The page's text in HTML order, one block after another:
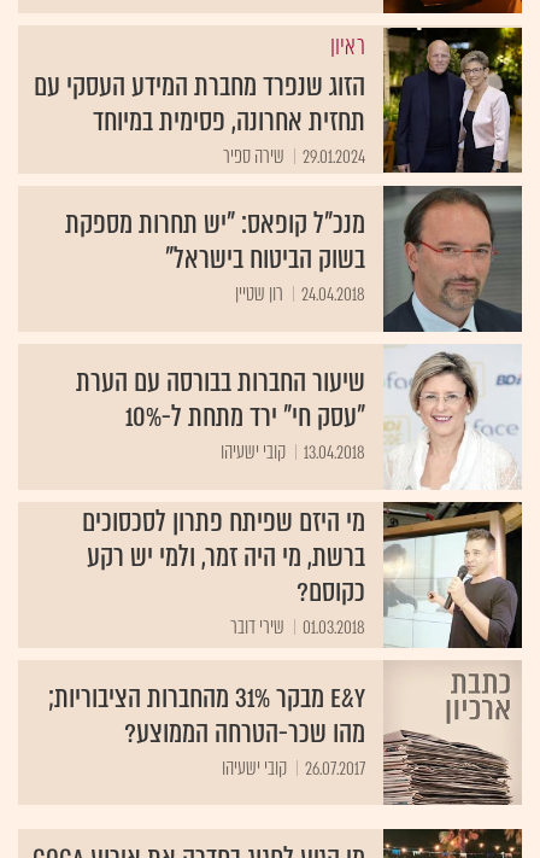
ראיון
הזוג שנפרד מחברת המידע העסקי עם
תחזית אחרונה, פסימית במיוחד
29.01.2024 שירה ספיר
מנכ"ל קופאס: "יש תחרות מספקת
בשוק הביטוח בישראל"
24.04.2018 רון שטיין
שיעור החברות בבורסה עם הערת
"עסק חי" ירד מתחת ל-10%
13.04.2018 קובי ישעיהו
מי היזם שפיתח פתרון לסכסוכים
ברשת, מי היה זמר, ולמי יש רקע
כקוסם?
01.03.2018 שירי דובר
E&Y מבקר 31% מהחברות הציבוריות;
מהו שכר-הטרחה הממוצע?
26.07.2017 קובי ישעיהו